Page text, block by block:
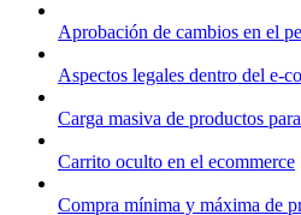
Aprobación de cambios en el
Aspectos legales dentro del e-
Carga masiva de productos
Carrito oculto en el ecommerce
Compra mínima y máxima de